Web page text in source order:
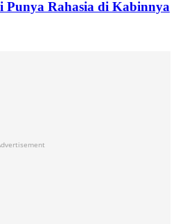
Punya Rahasia di Kabinnya